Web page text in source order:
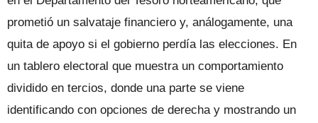
prometió un salvataje financiero y, análogamente, una
quita de apoyo si el gobierno perdía las elecciones. En
un tablero electoral que muestra un comportamiento
dividido en tercios, donde una parte se viene
identificando con opciones de derecha y mostrando un